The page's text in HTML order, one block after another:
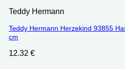
Teddy Hermann
Teddy Hermann Herzekind 93855
cm
12.32 €